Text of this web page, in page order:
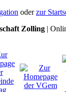
oderzur
Zolling |